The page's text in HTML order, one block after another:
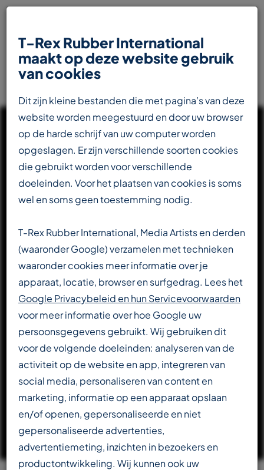
UW INTERNATIONALE
PARTNER IN DE
Totaalleverancier voor de transportbandenindustrie
DOWNLOAD CATALOGUS
LEES VERDER OVER T-REX
T-Rex Rubber International
maakt op deze website gebruik
van cookies
Dit zijn kleine bestanden die met pagina’s van deze
website worden meegestuurd en door uw browser
op de harde schrijf van uw computer worden
opgeslagen. Er zijn verschillende soorten cookies
die gebruikt worden voor verschillende
doeleinden. Voor het plaatsen van cookies is soms
wel en soms geen toestemming nodig.
T-Rex Rubber International, Media Artists en derden
(waaronder Google) verzamelen met technieken
waaronder cookies meer informatie over je
apparaat, locatie, browser en surfgedrag. Lees het
Google Privacybeleid en hun Servicevoorwaarden
voor meer informatie over hoe Google uw
persoonsgegevens gebruikt. Wij gebruiken dit
voor de volgende doeleinden: analyseren van de
activiteit op de website en app, integreren van
social media, personaliseren van content en
marketing, informatie op een apparaat opslaan
en/of openen, gepersonaliseerde en niet
gepersonaliseerde advertenties,
advertentiemeting, inzichten in bezoekers en
productontwikkeling. Wij kunnen ook uw